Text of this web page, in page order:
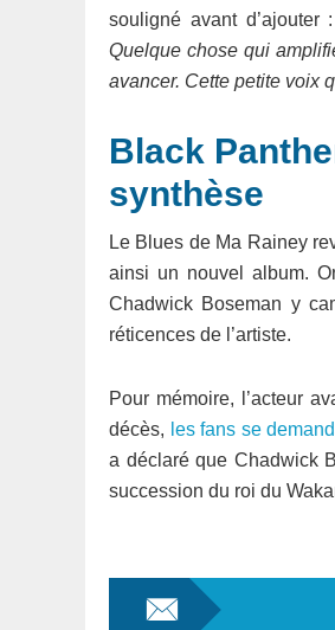
souligné avant d’ajouter
Quelque chose qui
avancer. Cette petite voix
Black
synthèse
Le Blues de Ma Rainey
ainsi un nouvel album.
Chadwick Boseman y
réticences de l’artiste.
Pour mémoire, l’acteur
décès, les fans se
a déclaré que Chadwick
succession du roi du